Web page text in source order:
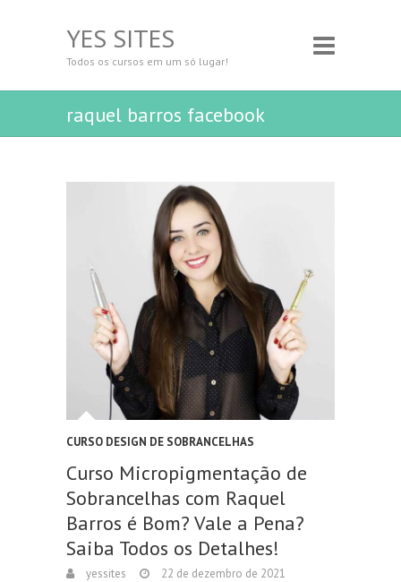
YES SITES
Todos os cursos em um só lugar!
raquel barros facebook
CURSO DESIGN DE SOBRANCELHAS
Curso Micropigmentação de
Sobrancelhas com Raquel
Barros é Bom? Vale a Pena?
Saiba Todos os Detalhes!
yessites
22 de dezembro de 2021